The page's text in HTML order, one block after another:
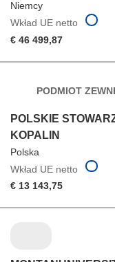
Niemcy
Wkład UE netto
€ 46 499,87
PODMIOT
POLSKIE
KOPALIN
Polska
Wkład UE netto
€ 13 143,75